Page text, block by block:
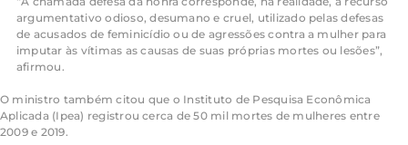
argumentativo odioso, desumano e cruel, utilizado pelas defesas
de acusados de feminicídio ou de agressões contra a mulher para
imputar às vítimas as causas de suas próprias mortes ou lesões”,
afirmou.
O ministro também citou que o Instituto de Pesquisa Econômica
Aplicada (Ipea) registrou cerca de 50 mil mortes de mulheres entre
2009 e 2019.